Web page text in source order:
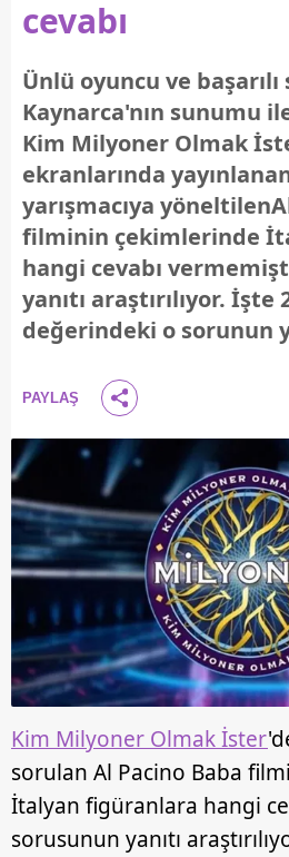
cevabı
Ünlü oyuncu ve
Kaynarca'nın sunumu
Kim Milyoner Olmak
ekranlarında
yarışmacıya
filminin çekimlerinde
hangi cevabı
yanıtı araştırılıyor. İşte
değerindeki o sorunun
PAYLAŞ
Kim Milyoner Olmak İster
sorulan Al Pacino Baba
İtalyan figüranlara hangi
sorusunun yanıtı